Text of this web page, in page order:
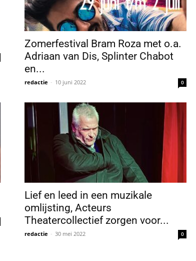
Zomerfestival Bram Roza met o.a.
Adriaan van Dis, Splinter Chabot
en...
redactie - 10 juni 2022 0
Lief en leed in een muzikale
omlijsting, Acteurs
Theatercollectief zorgen voor...
redactie - 30 mei 2022 0